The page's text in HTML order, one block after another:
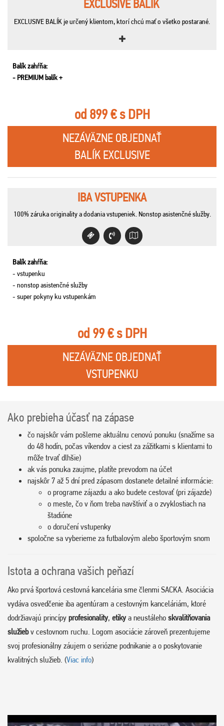
EXCLUSIVE BALÍK
EXCLUSIVE BALÍK je určený klientom, ktorí chcú mať o všetko postarané.
Balík zahŕňa:
- PREMIUM balík +
od 899 € s DPH
NEZÁVÄZNE OBJEDNAŤ
BALÍK EXCLUSIVE
IBA VSTUPENKA
100% záruka originality a dodania vstupeniek. Nonstop asistenčné služby.
Balík zahŕňa:
- vstupenku
- nonstop asistenčné služby
- super pokyny ku vstupenkám
od 99 € s DPH
NEZÁVÄZNE OBJEDNAŤ
VSTUPENKU
Ako prebieha účasť na zápase
čo najskôr vám pošleme aktuálnu cenovú ponuku (snažíme sa
do 48 hodín, počas víkendov a ciest za zážitkami s klientami to
môže trvať dlhšie)
ak vás ponuka zaujme, platíte prevodom na účet
najskôr 7 až 5 dní pred zápasom dostanete detailné informácie:
o programe zájazdu a ako budete cestovať (pri zájazde)
o meste, čo v ňom treba navštíviť a o zvyklostiach na
štadióne
o doručení vstupenky
spoločne sa vyberieme za futbalovým alebo športovým snom
Istota a ochrana vašich peňazí
Ako prvá športová cestovná kancelária sme členmi SACKA. Asociácia
vydáva osvedčenie iba agentúram a cestovným kanceláriám, ktoré
dodržiavajú princípy profesionality, etikya neustáleho skvalitňovania
služiebv cestovnom ruchu. Logom asociácie zároveň prezentujeme
svoj profesionálny záujem o seriózne podnikanie a o poskytovanie
kvalitných služieb. (Viac info)